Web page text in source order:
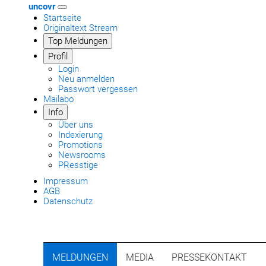
uncovr
Startseite
Originaltext Stream
Top Meldungen
Profil
Login
Neu anmelden
Passwort vergessen
Mailabo
Info
Über uns
Indexierung
Promotions
Newsrooms
PResstige
Impressum
AGB
Datenschutz
MELDUNGEN MEDIA PRESSEKONTAKT